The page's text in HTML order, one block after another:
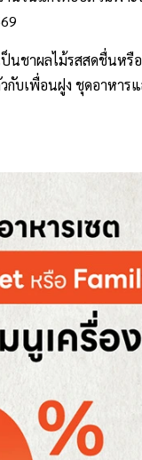
นชาผลไม้รสสดชื่นหรื
บเพื่อนฝูง ชุดอาหาร